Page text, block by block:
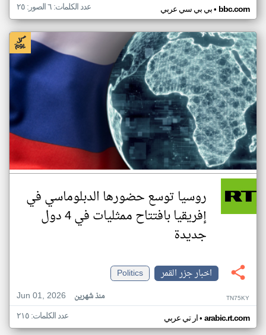
بي بي سي عربي• bbc.com عدد الكلمات: ٦ الصور: ٢٥
روسيا توسع حضورها الدبلوماسي في
إفريقيا بافتتاح ممثليات في 4 دول
جديدة
اخبار جزر القمر
Politics
Jun 01, 2026
منذ شهرين TN75KY
ار تي عربي• arabic.rt.com عدد الكلمات: ٢١٥